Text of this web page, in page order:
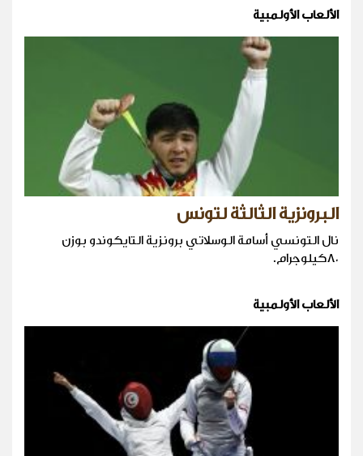
الألعاب الأولمبية
البرونزية الثالثة لتونس
نال التونسي أسامة الوسلاتي برونزية التايكوندو بوزن
٨٠كيلوجرام.
الألعاب الأولمبية